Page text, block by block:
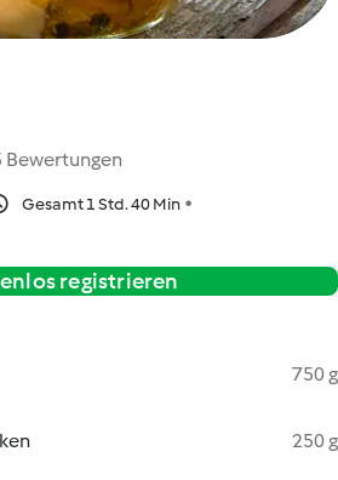
Bewertungen
Gesamt 1 Std. 40 Min
registrieren
750 g
250 g